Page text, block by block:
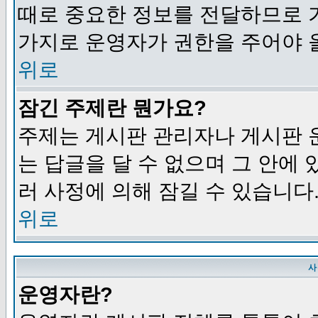
때로 중요한 정보를 전달하므로
가지로 운영자가 권한을 주어야
위로
잠긴 주제란 뭔가요?
주제는 게시판 관리자나 게시판
는 답글을 달 수 없으며 그 안에
러 사정에 의해 잠길 수 있습니다
위로
운영자란?